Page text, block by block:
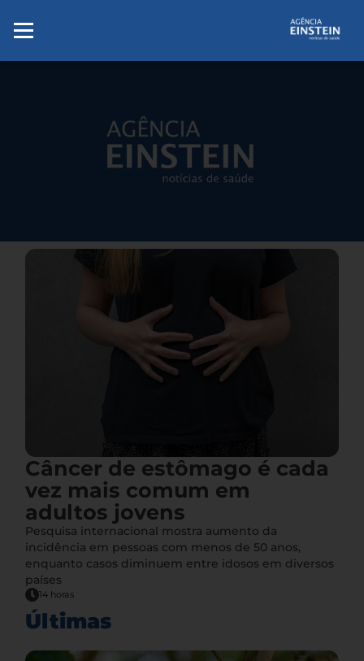
Câncer de estômago é cada
vez mais comum em
adultos jovens
Pesquisa internacional mostra aumento da
incidência em pessoas com menos de 50 anos,
enquanto casos diminuem entre idosos em diversos
países
14 horas
Últimas